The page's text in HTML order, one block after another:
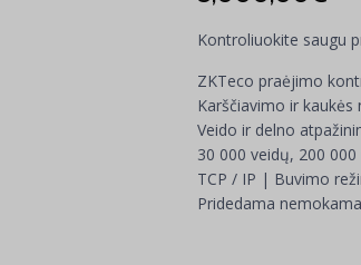
Kontroliuokite saugu
ZKTeco praėjimo
Karščiavimo ir kaukės
Veido ir delno
30 000 veidų, 200
TCP / IP | Buvimo
Pridedama